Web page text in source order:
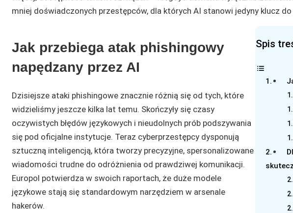
mniej doświadczonych przestępców, dla których AI stanowi jedyny klucz do
Spis
Jak przebiega atak phishingowy
napędzany przez AI
Dzisiejsze ataki phishingowe znacznie różnią się od tych, które
widzieliśmy jeszcze kilka lat temu. Skończyły się czasy
oczywistych błędów językowych i nieudolnych prób podszywania
się pod oficjalne instytucje. Teraz cyberprzestępcy dysponują
sztuczną inteligencją, która tworzy precyzyjne, spersonalizowane
wiadomości trudne do odróżnienia od prawdziwej komunikacji.
Europol potwierdza w swoich raportach, że duże modele
językowe stają się standardowym narzędziem w arsenale
hakerów.